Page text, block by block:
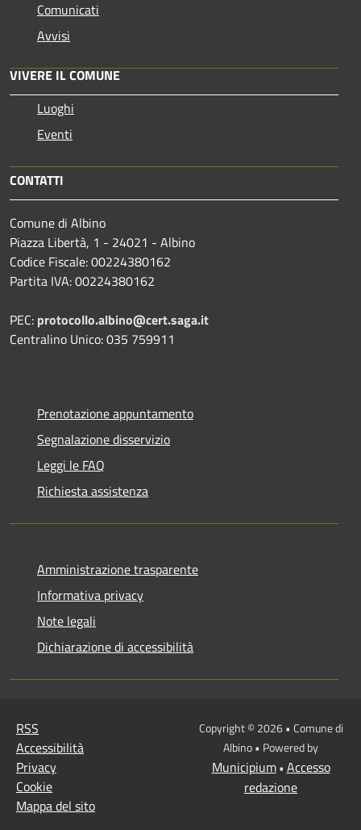
Comunicati
Avvisi
VIVERE IL COMUNE
Luoghi
Eventi
CONTATTI
Comune di Albino
Piazza Libertà, 1 - 24021 - Albino
Codice Fiscale: 00224380162
Partita IVA: 00224380162
PEC: protocollo.albino@cert.saga.it
Centralino Unico: 035 759911
Prenotazione appuntamento
Segnalazione disservizio
Leggi le FAQ
Richiesta assistenza
Amministrazione trasparente
Informativa privacy
Note legali
Dichiarazione di accessibilità
RSS
Accessibilità
Privacy
Cookie
Mappa del sito
Copyright © 2026 • Comune di
Albino • Powered by
Municipium• Accesso
redazione